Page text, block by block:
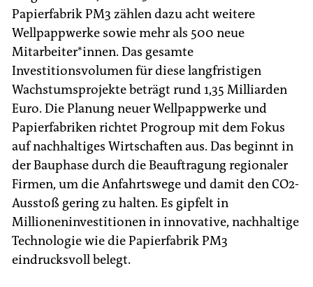
Papierfabrik PM3 zählen dazu acht weitere
Wellpappwerke sowie mehr als 500 neue
Mitarbeiter*innen. Das gesamte
Investitionsvolumen für diese langfristigen
Wachstumsprojekte beträgt rund 1,35 Milliarden
Euro. Die Planung neuer Wellpappwerke und
Papierfabriken richtet Progroup mit dem Fokus
auf nachhaltiges Wirtschaften aus. Das beginnt in
der Bauphase durch die Beauftragung regionaler
Firmen, um die Anfahrtswege und damit den CO2-
Ausstoß gering zu halten. Es gipfelt in
Millioneninvestitionen in innovative, nachhaltige
Technologie wie die Papierfabrik PM3
eindrucksvoll belegt.